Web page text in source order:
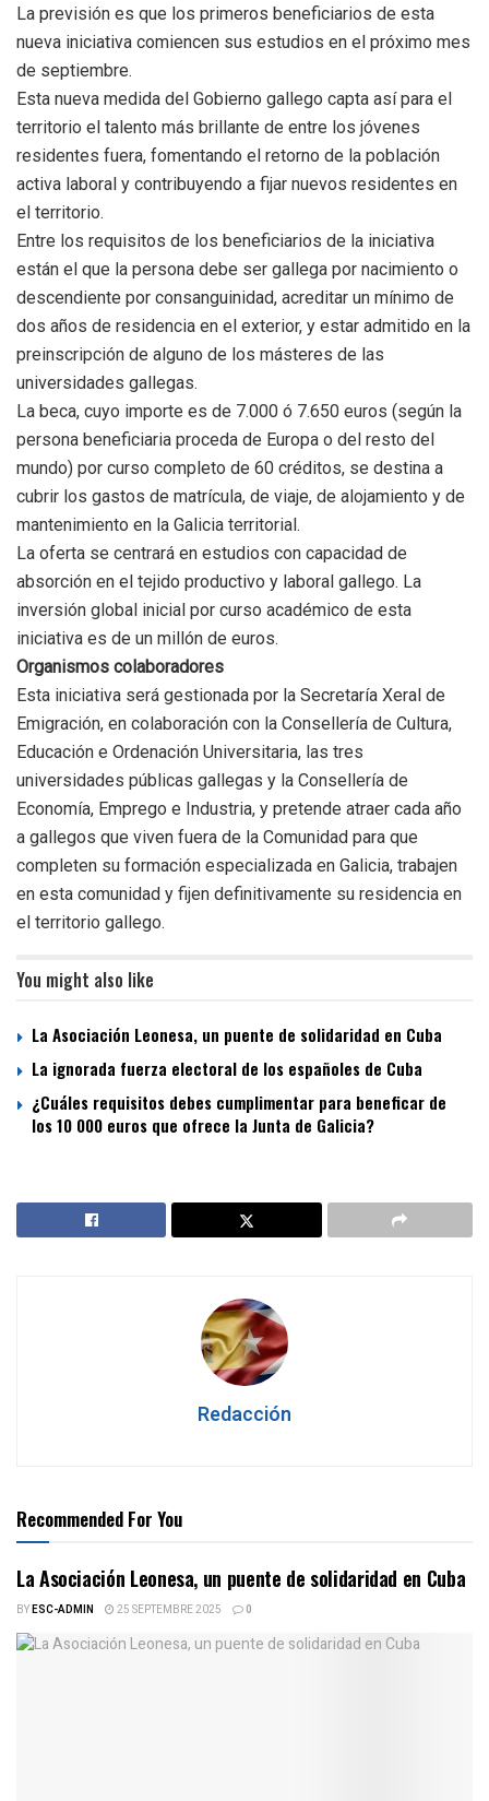
La previsión es que los primeros beneficiarios de esta
nueva iniciativa comiencen sus estudios en el próximo mes
de septiembre.
Esta nueva medida del Gobierno gallego capta así para el
territorio el talento más brillante de entre los jóvenes
residentes fuera, fomentando el retorno de la población
activa laboral y contribuyendo a fijar nuevos residentes en
el territorio.
Entre los requisitos de los beneficiarios de la iniciativa
están el que la persona debe ser gallega por nacimiento o
descendiente por consanguinidad, acreditar un mínimo de
dos años de residencia en el exterior, y estar admitido en la
preinscripción de alguno de los másteres de las
universidades gallegas.
La beca, cuyo importe es de 7.000 ó 7.650 euros (según la
persona beneficiaria proceda de Europa o del resto del
mundo) por curso completo de 60 créditos, se destina a
cubrir los gastos de matrícula, de viaje, de alojamiento y de
mantenimiento en la Galicia territorial.
La oferta se centrará en estudios con capacidad de
absorción en el tejido productivo y laboral gallego. La
inversión global inicial por curso académico de esta
iniciativa es de un millón de euros.
Organismos colaboradores
Esta iniciativa será gestionada por la Secretaría Xeral de
Emigración, en colaboración con la Consellería de Cultura,
Educación e Ordenación Universitaria, las tres
universidades públicas gallegas y la Consellería de
Economía, Emprego e Industria, y pretende atraer cada año
a gallegos que viven fuera de la Comunidad para que
completen su formación especializada en Galicia, trabajen
en esta comunidad y fijen definitivamente su residencia en
el territorio gallego.
You might also like
La Asociación Leonesa, un puente de solidaridad en Cuba
La ignorada fuerza electoral de los españoles de Cuba
¿Cuáles requisitos debes cumplimentar para beneficar de
los 10 000 euros que ofrece la Junta de Galicia?
Redacción
Recommended For You
La Asociación Leonesa, un puente de solidaridad en Cuba
BYESC-ADMIN 25 SEPTEMBRE 2025 0